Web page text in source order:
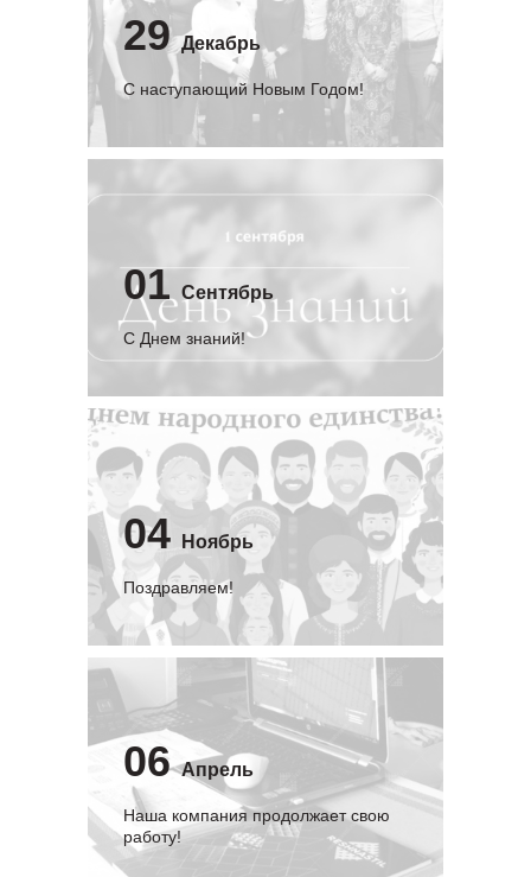
29 Декабрь
С наступающий Новым Годом!
01 Сентябрь
C Днем знаний!
04 Ноябрь
Поздравляем!
06 Апрель
Наша компания продолжает свою
работу!